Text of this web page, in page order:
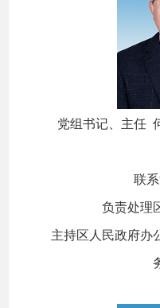
党组书记、主任
联系
负责处理区
主持区人民政府办